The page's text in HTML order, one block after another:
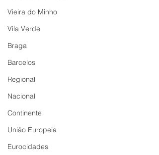
Vieira do Minho
Vila Verde
Braga
Barcelos
Regional
Nacional
Continente
União Europeia
Eurocidades